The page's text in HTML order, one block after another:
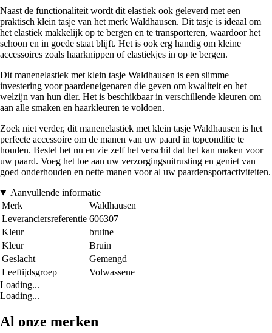
Naast de functionaliteit wordt dit elastiek ook geleverd met een
praktisch klein tasje van het merk Waldhausen. Dit tasje is ideaal om
het elastiek makkelijk op te bergen en te transporteren, waardoor het
schoon en in goede staat blijft. Het is ook erg handig om kleine
accessoires zoals haarknippen of elastiekjes in op te bergen.
Dit manenelastiek met klein tasje Waldhausen is een slimme
investering voor paardeneigenaren die geven om kwaliteit en het
welzijn van hun dier. Het is beschikbaar in verschillende kleuren om
aan alle smaken en haarkleuren te voldoen.
Zoek niet verder, dit manenelastiek met klein tasje Waldhausen is het
perfecte accessoire om de manen van uw paard in topconditie te
houden. Bestel het nu en zie zelf het verschil dat het kan maken voor
uw paard. Voeg het toe aan uw verzorgingsuitrusting en geniet van
goed onderhouden en nette manen voor al uw paardensportactiviteiten.
Aanvullende informatie
Merk
Waldhausen
Leveranciersreferentie 606307
Kleur
bruine
Kleur
Bruin
Geslacht
Gemengd
Leeftijdsgroep
Volwassene
Loading...
Loading...
Al onze merken